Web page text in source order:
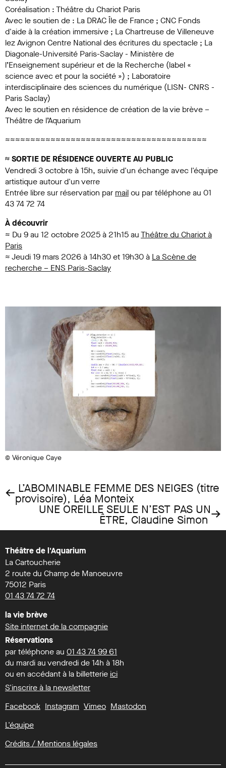
Coréalisation : Théâtre du Chariot Paris
Avec le soutien de : La DRAC Île de France ; CNC Fonds
d'aide à la création immersive ; La Chartreuse de Villeneuve
lez Avignon Centre National des écritures du spectacle ; La
Diagonale-Université Paris-Saclay - Ministère de
l’Enseignement supérieur et de la Recherche (label «
science avec et pour la société ») ; Laboratoire
interdisciplinaire des sciences du numérique (LISN- CNRS -
Paris Saclay)
Avec le soutien en résidence de création de la vie brève –
Théâtre de l’Aquarium
≈≈≈≈≈≈≈≈≈≈≈≈≈≈≈≈≈≈≈≈≈≈≈≈≈≈≈≈≈≈≈≈≈≈≈≈≈≈≈≈
≈ SORTIE DE RÉSIDENCE OUVERTE AU PUBLIC
Vendredi 3 octobre à 15h, suivie d'un échange avec l'équipe
artistique autour d'un verre
Entrée libre sur réservation par mailou par téléphone au 01
43 74 72 74
À découvrir
≈ Du 9 au 12 octobre 2025 à 21h15 auThéâtre du Chariot à
Paris
≈ Jeudi 19 mars 2026 à 14h30 et 19h30 à La Scène de
recherche – ENS Paris-Saclay
© Véronique Caye
← L’ABOMINABLE FEMME DES NEIGES (titre
provisoire), Léa Monteix
UNE OREILLE SEULE N’EST PAS UN
ÊTRE, Claudine Simon →
Théâtre de l'Aquarium
La Cartoucherie
2 route du Champ de Manoeuvre
75012 Paris
01 43 74 72 74
la vie brève
Site internet de la compagnie
Réservations
par téléphone au 01 43 74 99 61
du mardi au vendredi de 14h à 18h
ou en accédant à la billetterie ici
S'inscrire à la newsletter
Facebook Instagram Vimeo Mastodon
L'équipe
Crédits / Mentions légales